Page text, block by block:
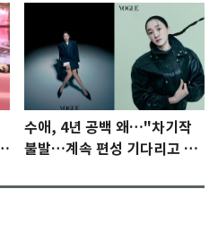
수애, 4년 공백 왜…"차기작
불발…계속 편성 기다리고 있